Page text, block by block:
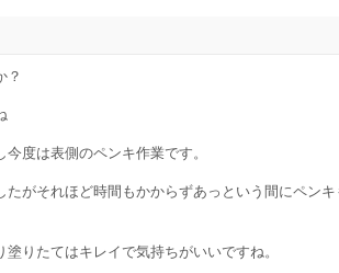
？
度は表側のペンキ作業です。
がそれほど時間もかからずあっという間にペン
りたてはキレイで気持ちがいいですね。